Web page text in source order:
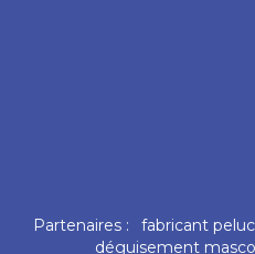
Partenaires : fabricant
déguisement